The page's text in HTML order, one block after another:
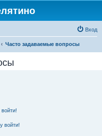
Вход
Часто задаваемые вопросы
войти!